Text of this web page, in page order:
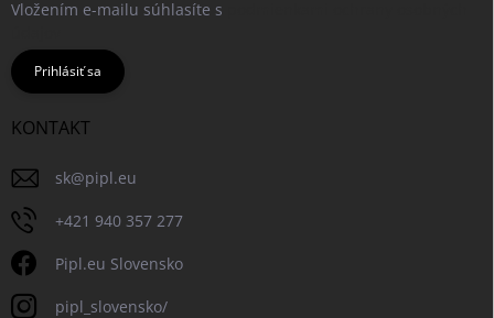
Vložením e-mailu súhlasíte s
Prihlásiť sa
KONTAKT
sk@pipl.eu
+421 940 357 277
Pipl.eu Slovensko
pipl_slovensko/